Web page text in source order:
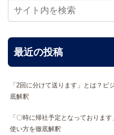
最近の投稿
「2回に分けて送ります」とは？
底解釈
「〇時に帰社予定となっておりま
使い方を徹底解釈